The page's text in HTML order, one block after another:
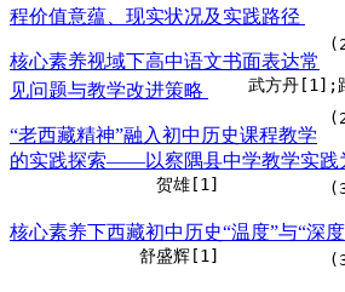
程价值意蕴、现实状况及实践路径
核心素养视域下高中语文书面表达常
见问题与教学改进策略
武方丹[1];
“老西藏精神”融入初中历史课程教学
的实践探索——以察隅县中学教学实践
贺雄[1]
核心素养下西藏初中历史“温度”与“深
舒盛辉[1]